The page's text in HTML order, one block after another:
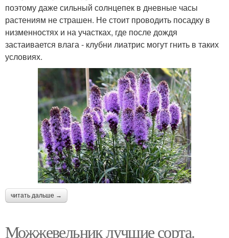
поэтому даже сильный солнцепек в дневные часы
растениям не страшен. Не стоит проводить посадку в
низменностях и на участках, где после дождя
застаивается влага - клубни лиатрис могут гнить в таких
условиях.
читать дальше →
Можжевельник лучшие сорта.